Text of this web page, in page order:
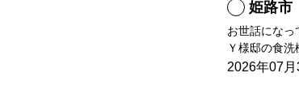
姫路
お世話になっ
Ｙ様邸の食洗
2026年07月